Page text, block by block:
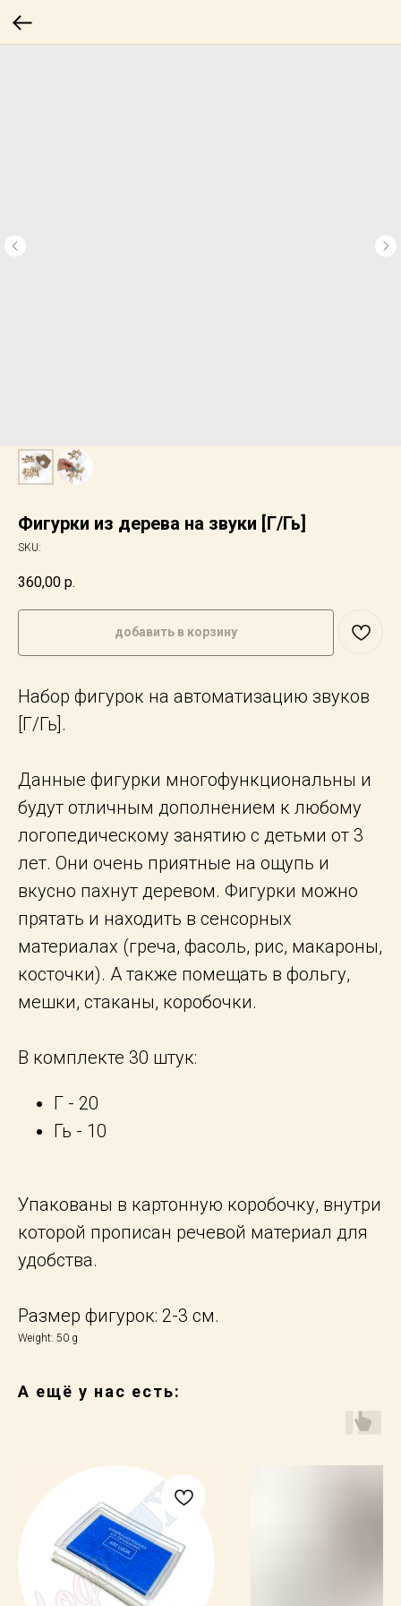
Фигурки из дерева на звуки [Г/Гь]
SKU:
360,00 р.
добавить в корзину
Набор фигурок на автоматизацию звуков
[Г/Гь].
Данные фигурки многофункциональны и
будут отличным дополнением к любому
логопедическому занятию с детьми от 3
лет. Они очень приятные на ощупь и
вкусно пахнут деревом. Фигурки можно
прятать и находить в сенсорных
материалах (греча, фасоль, рис, макароны,
косточки). А также помещать в фольгу,
мешки, стаканы, коробочки.
В комплекте 30 штук:
Г - 20
Гь - 10
Упакованы в картонную коробочку, внутри
которой прописан речевой материал для
удобства.
Размер фигурок: 2-3 см.
Weight: 50 g
А ещё у нас есть: